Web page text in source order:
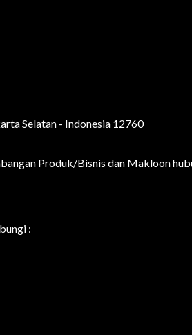
Selatan - Indonesia 12760
Produk/Bisnis dan Makloon
: